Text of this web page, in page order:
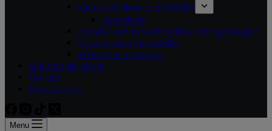
Våra sju chakran och kristaller
Rotchakrat
Kristaller och deras betydelse och egenskaper
Stjärntecken och kristaller
Ärkeänglar och änglar
Spå dig själv online
Om oss
Kontakta oss
Menu